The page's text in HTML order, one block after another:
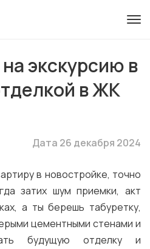
экскурсию в
в ЖК
Дата 26 декабря 2024
в новостройке, точно
затих шум приемки, акт
а ты берешь табуретку,
цементными стенами и
будущую отделку и